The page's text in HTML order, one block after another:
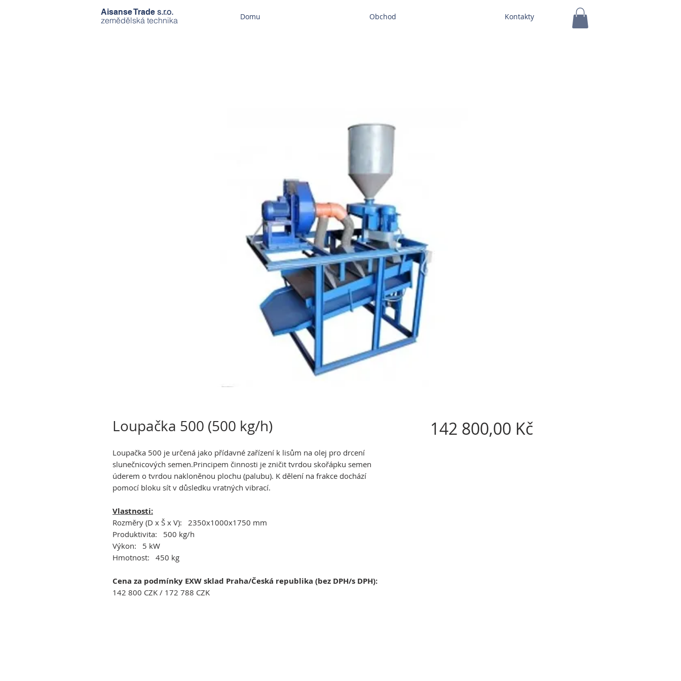
Aisanse Trade s.r.o.
zemědělská technika
Domu Obchod Kontakty
Loupačka 500 (500 kg/h)
Loupačka 500 je určená jako přídavné zařízení k lisům na olej pro drcení
slunečnicových semen.Principem činnosti je zničit tvrdou skořápku semen
úderem o tvrdou nakloněnou plochu (palubu). K dělení na frakce dochází
pomocí bloku sít v důsledku vratných vibrací.
Vlastnosti:
Rozměry (D x Š x V): 2350x1000x1750 mm
Produktivita: 500 kg/h
Výkon: 5 kW
Hmotnost: 450 kg
Cena za podmínky EXW sklad Praha/Česká republika (bez DPH/s DPH):
142 800 CZK / 172 788 CZK
142 800,00 KčCena